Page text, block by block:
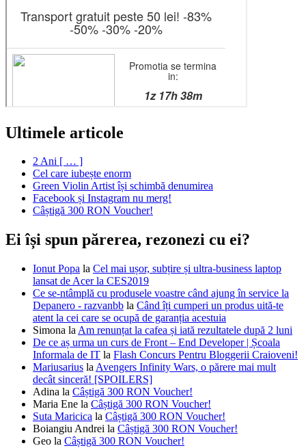
Ultimele articole
2 Ani [ … ]
Cel care iubește enorm
Green Violin Artist își schimbă denumirea
Facebook și Instagram nu merg!
Câștigă 300 RON Voucher!
Ei își spun părerea, rezonezi cu ei?
Ionut Popa la Cel mai ușor, subțire și ultra-business laptop
lansat de Acer la CES2019
Ce se-ntâmplă cu produsele voastre când ajung în service la
Depanero - razvanbb la Când îți cumperi un produs uită-te
atent la cei care se ocupă de garanția acestuia
Simona la Am renunțat la cafea și iată rezultatele după 2 luni
De ce aș urma un curs de Front – End Developer | Școala
Informala de IT la Flash Concurs Pentru Bloggerii Craioveni!
Mariusarius la Avengers Infinity Wars, o părere mai mult
decât sinceră! [SPOILERS]
Adina la Câștigă 300 RON Voucher!
Maria Ene la Câștigă 300 RON Voucher!
Suta Maricica la Câștigă 300 RON Voucher!
Boiangiu Andrei la Câștigă 300 RON Voucher!
Geo la Câștigă 300 RON Voucher!